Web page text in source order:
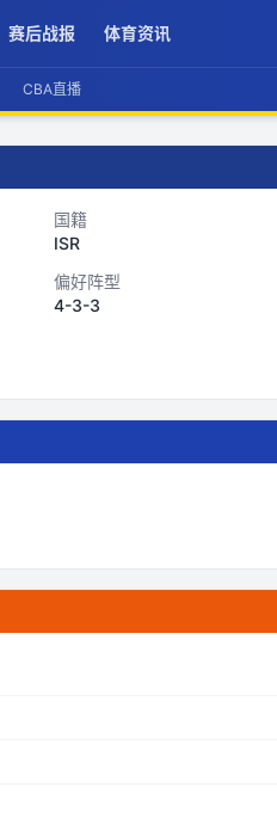
赛后战报 体育资讯
CBA直播
国籍
ISR
偏好阵型
4-3-3